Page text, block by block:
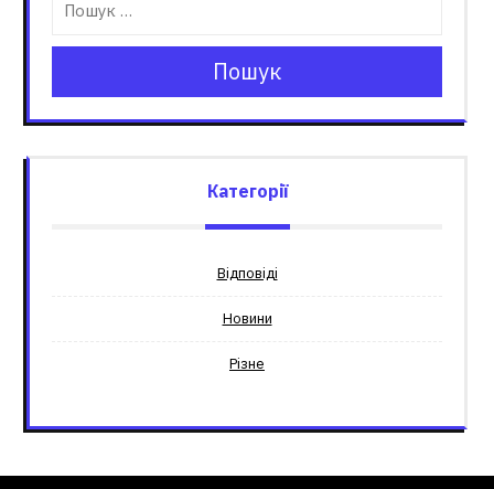
Пошук
Категорії
Відповіді
Новини
Різне